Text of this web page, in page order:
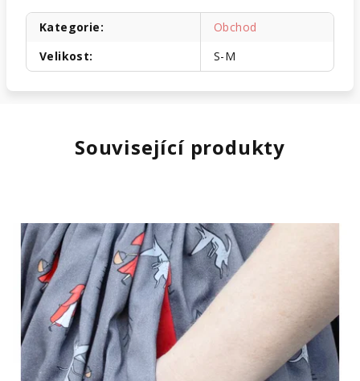
Kategorie:
Obchod
Velikost: S-M
Související produkty